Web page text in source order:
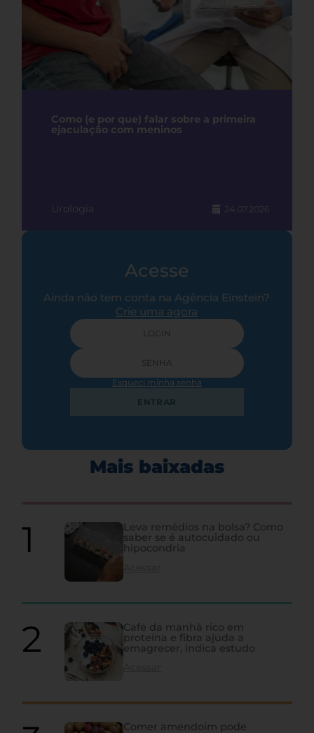
Como (e por que) falar sobre a primeira
ejaculação com meninos
Urologia 24.07.2026
Acesse
Ainda não tem conta na Agência Einstein?
Crie uma agora
Esqueci minha senha
ENTRAR
Mais baixadas
Leva remédios na bolsa? Como
saber se é autocuidado ou
hipocondria
Café da manhã rico em
proteína e fibra ajuda a
emagrecer, indica estudo
Comer amendoim pode